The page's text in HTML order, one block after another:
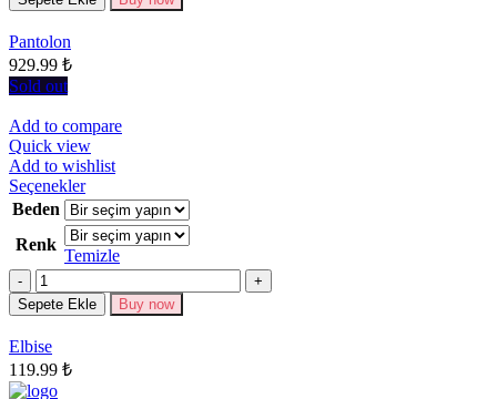
var.
Pantolon
929.99 ₺
Sold out
Add to compare
Quick view
Add to wishlist
SeçeneklerBu
ürünün
birden
fazla
varyasyonu
Seçenekler
Beden
Renk
Temizle
Miktar
Sepete Ekle Buy now
Elbise
119.99 ₺